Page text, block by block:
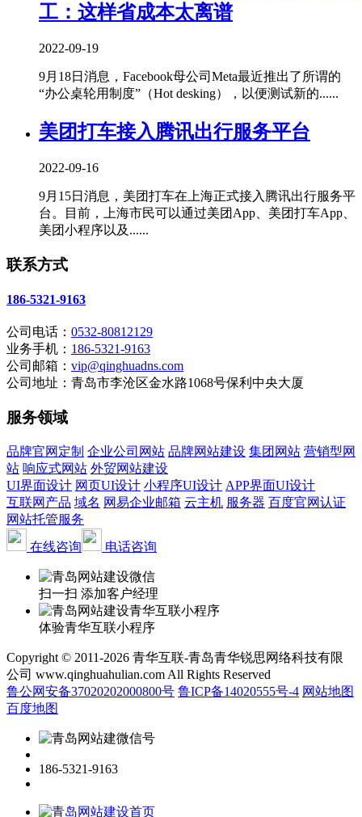
工：这样省成本太离谱
2022-09-19
9月18日消息，Facebook母公司Meta最近推出了所谓的
“办公桌轮用制度”（Hot desking），以便测试新的......
美团打车接入腾讯出行服务平台
2022-09-16
9月15日消息，美团打车在上海正式接入腾讯出行服务平
台。目前，上海市民可以通过美团App、美团打车App、
美团小程序以及......
联系方式
186-5321-9163
公司电话： 0532-80812129
业务手机： 186-5321-9163
公司邮箱： vip@qinghuadns.com
公司地址：青岛市李沧区金水路1068号保利中央大厦
服务领域
品牌官网定制 企业公司网站 品牌网站建设 集团网站 营销型网
站 响应式网站 外贸网站建设
UI界面设计 网页UI设计 小程序UI设计 APP界面UI设计
互联网产品 域名 网易企业邮箱 云主机 服务器 百度官网认证
网站托管服务
在线咨询
电话咨询
扫一扫 添加客户经理
体验青华互联小程序
Copyright © 2011-2026 青华互联-青岛青华锐思网络科技有限
公司 www.qinghuahulian.com All Rights Reserved
鲁公网安备37020202000800号 鲁ICP备14020555号-4 网站地图
百度地图
186-5321-9163